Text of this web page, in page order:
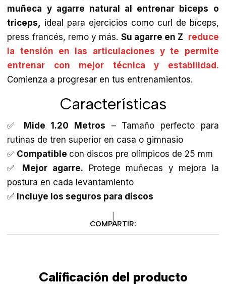
muñeca y agarre natural al entrenar biceps o
triceps,
ideal para ejercicios como curl de bíceps,
press francés, remo y más. Su agarre en Z reduce
la tensión en las articulaciones y te permite
entrenar con mejor técnica y estabilidad.
Comienza a progresar en tus entrenamientos.
Características
✅ Mide 1.20 Metros – Tamaño perfecto para
rutinas de tren superior en casa o gimnasio
✅ Compatible con discos pre olímpicos de 25 mm
✅ Mejor agarre. Protege muñecas y mejora la
postura en cada levantamiento
✅ Incluye los seguros para discos
COMPARTIR:
Calificación del producto